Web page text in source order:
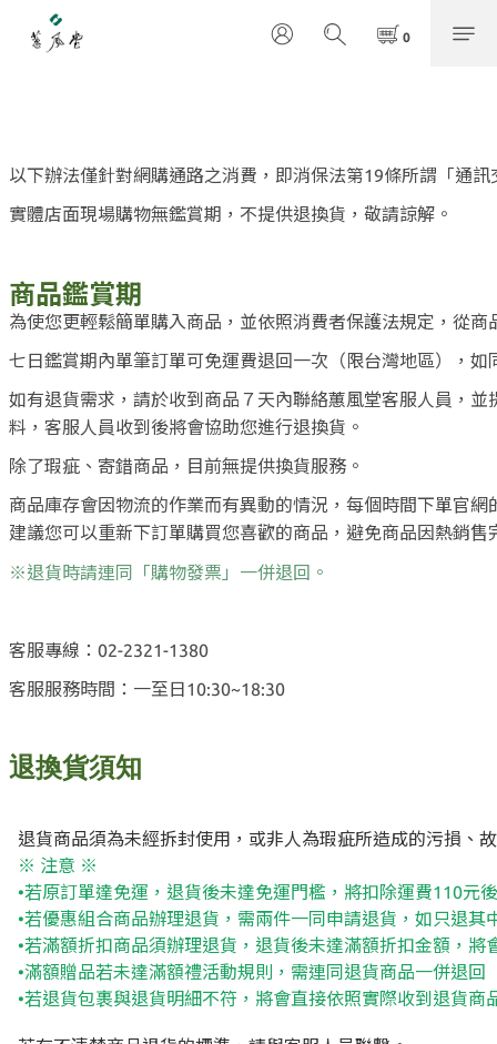
以下辦法僅針對網購通路之消費，即消保法第19條所謂「通訊
實體店面現場購物無鑑賞期，不提供退換貨，敬請諒解。
商品鑑賞期
為使您更輕鬆簡單購入商品，並依照消費者保護法規定，從
七日鑑賞期內單筆訂單可免運費退回一次（限台灣地區），
如有退貨需求，請於收到商品７天內聯絡蕙風堂客服人員，
料，客服人員收到後將會協助您進行退換貨。
除了瑕疵、寄錯商品，目前無提供換貨服務。
商品庫存會因物流的作業而有異動的情況，每個時間下單官
建議您可以重新下訂單購買您喜歡的商品，避免商品因熱銷售
※退貨時請連同「購物發票」一併退回。
客服專線：02-2321-1380
客服服務時間：一至日10:30~18:30
退換貨須知
退貨商品須為未經拆封使用，或非人為瑕疵所造成的污損、
※ 注意 ※
•若原訂單達免運，退貨後未達免運門檻，將扣除運費110元
•若優惠組合商品辦理退貨，需兩件一同申請退貨，如只退其
•若滿額折扣商品須辦理退貨，退貨後未達滿額折扣金額，將
•滿額贈品若未達滿額禮活動規則，需連同退貨商品一併退
•若退貨包裹與退貨明細不符，將會直接依照實際收到退貨